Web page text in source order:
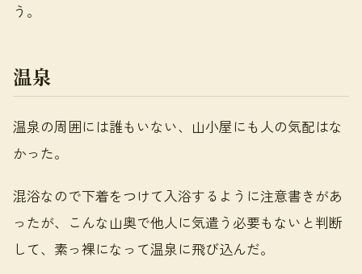
う。
温泉
温泉の周囲には誰もいない、山小屋にも人の気配はな
かった。
混浴なので下着をつけて入浴するように注意書きがあ
ったが、こんな山奥で他人に気遣う必要もないと判断
して、素っ裸になって温泉に飛び込んだ。